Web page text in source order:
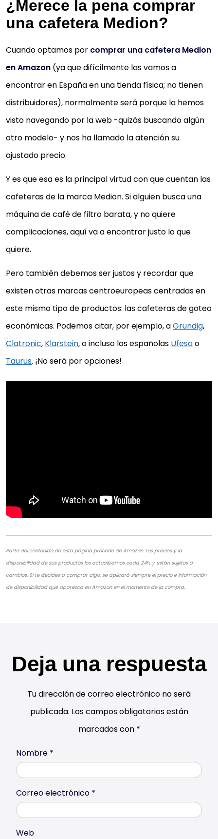
¿Merece la pena comprar
una cafetera Medion?
Cuando optamos por comprar una cafetera Medion
en Amazon (ya que difícilmente las vamos a
encontrar en España en una tienda física; no tienen
distribuidores), normalmente será porque la hemos
visto navegando por la web -quizás buscando algún
otro modelo- y nos ha llamado la atención su
ajustado precio.
Y es que esa es la principal virtud con que cuentan las
cafeteras de la marca Medion. Si alguien busca una
máquina de café de filtro barata, y no quiere
complicaciones, aquí va a encontrar justo lo que
quiere.
Pero también debemos ser justos y recordar que
existen otras marcas centroeuropeas centradas en
este mismo tipo de productos: las cafeteras de goteo
económicas. Podemos citar, por ejemplo, aGrundig,
Clatronic, Klarstein, o incluso las españolas Ufesao
Taurus. ¡No será por opciones!
Parte del contenido de esta página procede de Amazon. Los precios y la
disponibilidad de sus productos los actualizamos cada 24h, y están sujetos a
cambios. Si te decides a comprar algo, se aplicará siempre el precio e información
de disponibilidad que aparezca en Amazon en el momento de la compra.
Deja una respuesta
Tu dirección de correo electrónico no será
publicada. Los campos obligatorios están
marcados con *
Nombre *
Correo electrónico *
Web